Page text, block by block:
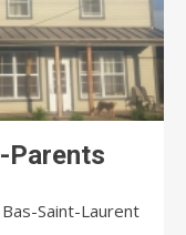
Parents
Saint-Laurent